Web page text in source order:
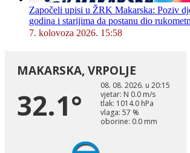
Započeli upisi u ŽRK Makarska: Poziv
godina i starijima da postanu dio
7. kolovoza 2026. 15:58